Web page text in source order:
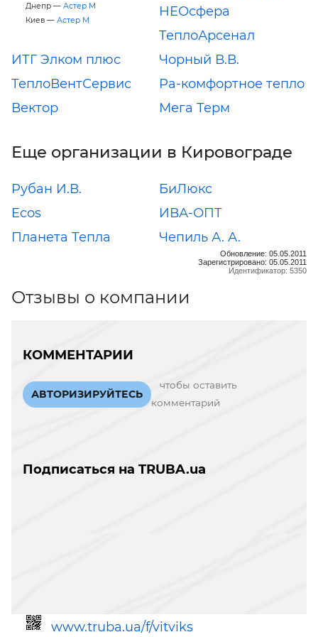
Днепр — Астер М
Киев — Астер М
НЕОсфера
ТеплоАрсенал
ИТГ Элком плюс
Чорный В.В.
ТеплоВентСервис
Ра-комфортное тепло
Вектор
Мега Терм
Еще организации в Кировограде
Рубан И.В.
БиЛюкс
Ecos
ИВА-ОПТ
Планета Тепла
Чепиль А. А.
Обновление: 05.05.2011
Зарегистрировано: 05.05.2011
Идентификатор: 5350
Отзывы о компании
КОММЕНТАРИИ
АВТОРИЗИРУЙТЕСЬ
чтобы оставить
комментарий
Подписаться на TRUBA.ua
www.truba.ua/f/vitviks